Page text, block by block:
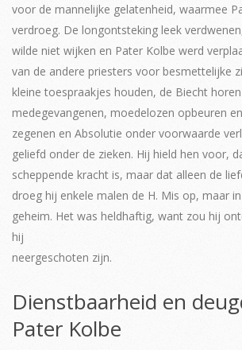
voor de mannelijke gelatenheid, waarmee
verdroeg. De longontsteking leek
wilde niet wijken en Pater Kolbe werd
van de andere priesters voor besmettelijke
kleine toespraakjes houden, de Biecht
medegevangenen, moedelozen opbeuren
zegenen en Absolutie onder voorwaarde
geliefd onder de zieken. Hij hield hen voor,
scheppende kracht is, maar dat alleen de
droeg hij enkele malen de H. Mis op, maar
geheim. Het was heldhaftig, want zou hij
hij
neergeschoten zijn.
Dienstbaarheid en
Pater Kolbe